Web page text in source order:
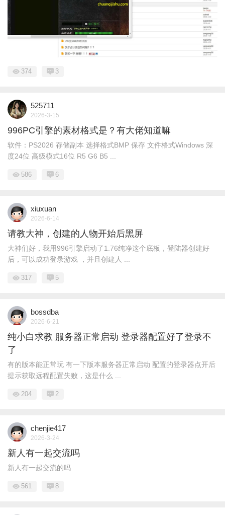
374 3
525711
2026-3-15
996PC引擎的素材格式是？有大佬知道嘛
软件：PS2026 存储副本 选择格式BMP 保存 文件格式Windows 深
度24位 高级模式16位 R5 G6 B5 ...
586 6
xiuxuan
2026-6-14
请教大神，创建的人物开始后黑屏
大神们好，我用996引擎启动了1.76纯净这个底板，登陆器创建好
后，可以成功登录游戏 ，并且创建人 ...
317 5
bossdba
2026-6-21
纯小白求教 服务器正常启动 登录器配置好了登录不
了
有的版本能正常玩 有一下版本服务器正常启动 配置的登录器点开后
提示获取远程配置失败，这是什么 ...
204 2
chenjie417
2026-3-24
新人有一起交流吗
新人有一起交流的吗
561 8